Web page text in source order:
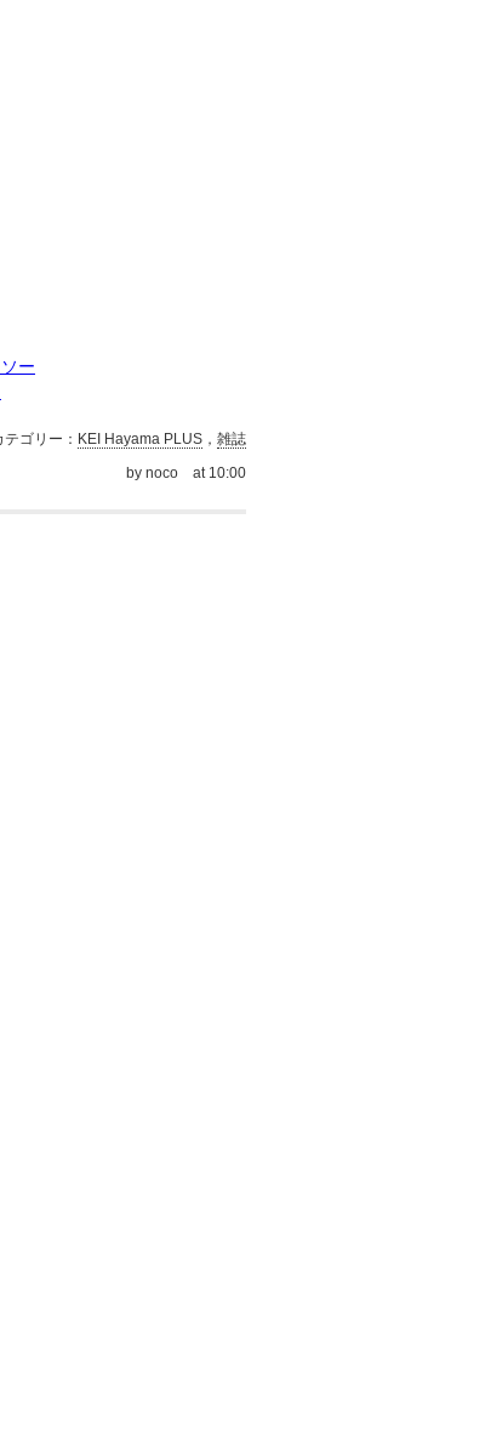
ー
テゴリー： KEI Hayama PLUS ， 雑誌
by noco
at 10:00